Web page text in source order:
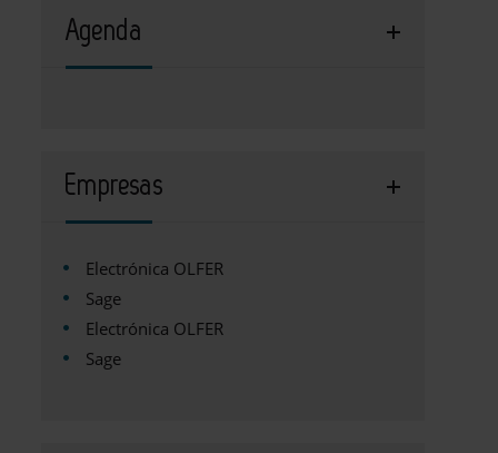
Agenda
Empresas
Electrónica OLFER
Sage
Electrónica OLFER
Sage